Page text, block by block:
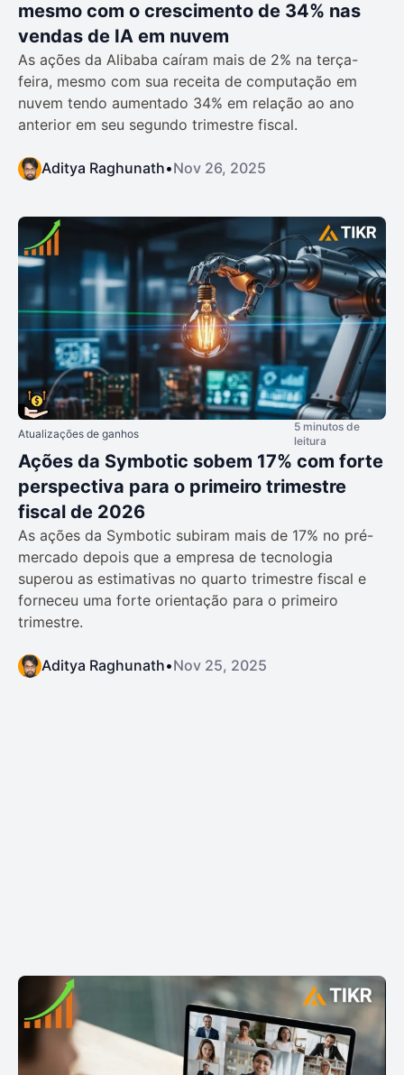
mesmo com o crescimento de 34% nas
vendas de IA em nuvem
As ações da Alibaba caíram mais de 2% na terça-
feira, mesmo com sua receita de computação em
nuvem tendo aumentado 34% em relação ao ano
anterior em seu segundo trimestre fiscal.
Aditya Raghunath•Nov 26, 2025
Atualizações de ganhos
5 minutos de
leitura
Ações da Symbotic sobem 17% com forte
perspectiva para o primeiro trimestre
fiscal de 2026
As ações da Symbotic subiram mais de 17% no pré-
mercado depois que a empresa de tecnologia
superou as estimativas no quarto trimestre fiscal e
forneceu uma forte orientação para o primeiro
trimestre.
Aditya Raghunath•Nov 25, 2025